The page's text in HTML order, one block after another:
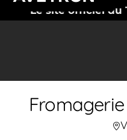
Le site officiel du